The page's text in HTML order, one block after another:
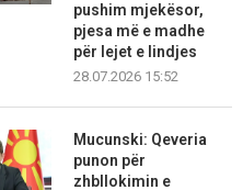
pushim mjekësor,
pjesa më e madhe
për lejet e lindjes
28.07.2026 15:52
Mucunski: Qeveria
punon për
zhbllokimin e